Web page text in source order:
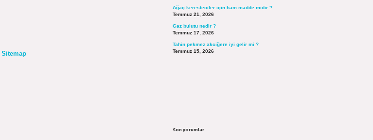
Sitemap
Ağaç keresteciler için ham madde midir ?
Temmuz 21, 2026
Gaz bulutu nedir ?
Temmuz 17, 2026
Tahin pekmez akciğere iyi gelir mi ?
Temmuz 15, 2026
Son yorumlar